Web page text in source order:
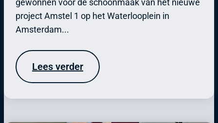
gewonnen voor de schoonmaak van het nieuwe
project Amstel 1 op het Waterlooplein in
Amsterdam...
Lees verder